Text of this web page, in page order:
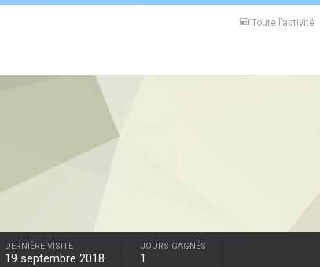
Toute l’activité
DERNIÈRE VISITE
19 septembre 2018
JOURS GAGNÉS
1